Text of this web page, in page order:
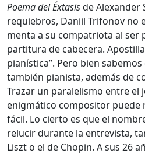
Poema del Éxtasisde Alexander
requiebros, Daniil Trifonov no
menta a su compatriota al ser
partitura de cabecera.
pianística”. Pero bien
también pianista, además de
Trazar un paralelismo entre el
enigmático compositor
fácil. Lo cierto es que el
relucir durante la entrevista,
Liszt o el de Chopin. A sus 26